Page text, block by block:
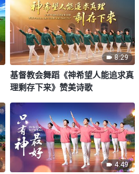
8:29
基督教会舞蹈《神希望人能追求真
理剩存下来》赞美诗歌
4:49